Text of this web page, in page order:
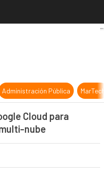
se alía con Google
Administración Pública
Cloud para
nube